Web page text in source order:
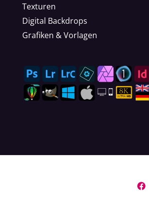
Texturen
Digital Backdrops
Grafiken & Vorlagen